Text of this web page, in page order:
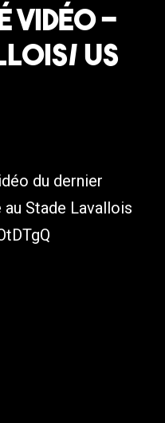
Vidéo –
US
du dernier
Stade Lavallois